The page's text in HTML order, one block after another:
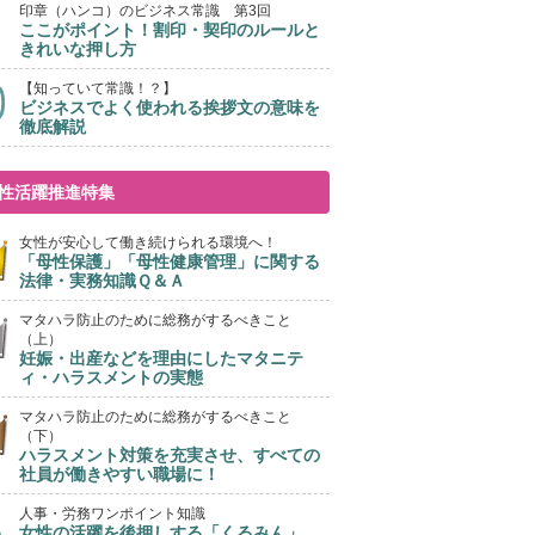
印章（ハンコ）のビジネス常識 第3回
ここがポイント！割印・契印のルールと
きれいな押し方
【知っていて常識！？】
ビジネスでよく使われる挨拶文の意味を
徹底解説
活躍推進特集
女性が安心して働き続けられる環境へ！
「母性保護」「母性健康管理」に関する
法律・実務知識Ｑ＆Ａ
マタハラ防止のために総務がするべきこと
（上）
妊娠・出産などを理由にしたマタニテ
ィ・ハラスメントの実態
マタハラ防止のために総務がするべきこと
（下）
ハラスメント対策を充実させ、すべての
社員が働きやすい職場に！
人事・労務ワンポイント知識